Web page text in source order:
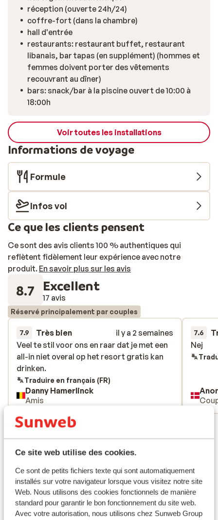
Ce site web utilise des cookies.
Ce sont de petits fichiers texte qui sont automatiquement
installés sur votre navigateur lorsque vous visitez notre site
Web. Nous utilisons des cookies fonctionnels de manière
standard pour garantir le bon fonctionnement du site web.
Avec votre autorisation, nous utilisons chez Sunweb Group
réception (ouverte 24h/24)
coffre-fort (dans la chambre)
hall d'entrée
restaurants: restaurant buffet, restaurant
libanais, bar tapas (en supplément) (hommes et
femmes doivent porter des vêtements
recouvrant au dîner)
bars: snack/bar à la piscine ouvert de 10:00 à
18:00h
Voir toutes les installations
Informations de voyage
Formule
Infos vol
Ce que les clients pensent
Ce sont des avis clients 100 % authentiques qui
reflètent fidèlement leur expérience avec notre
produit. En savoir plus sur les avis
8.7 Excellent
17 avis
Réservé principalement par couples
7.9 Très bien
il y a 2 semaines
Veel te stil voor ons en raar dat je met een
all-in niet overal op het resort gratis kan
drinken.
Veel te stil voor ons en raar dat je met een
all-in niet overal op het resort gratis kan
drinken.
Traduire en français (FR)
Danny Hamerlinck
Amis
7.6
Nej
Nej
Voir tous les 17 avis
Emplacement
Afficher sur la carte